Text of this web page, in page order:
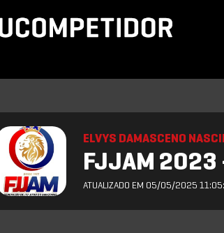
ELVYS DAMASCENO
FJJAM 2023
ATUALIZADO EM 05/05/2025